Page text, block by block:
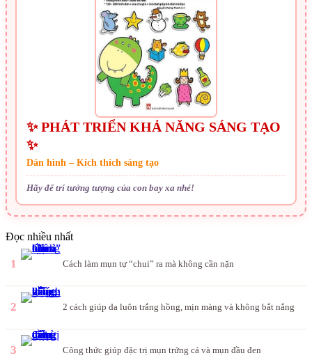
✨ PHÁT TRIỂN KHẢ NĂNG SÁNG TẠO
✨
Dán hình – Kích thích sáng tạo
Hãy để trí tưởng tượng của con bay xa nhé!
Đọc nhiều nhất
1 Cách làm mụn tự “chui” ra mà không cần nặn
2 2 cách giúp da luôn trắng hồng, mịn màng và không bắt nắng
3 Công thức giúp đặc trị mụn trứng cá và mụn đầu đen